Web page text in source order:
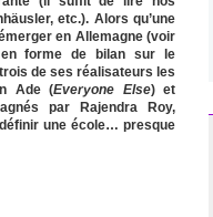
etc.). Alors qu’une
en Allemagne (voir
forme de bilan sur le
de ses réalisateurs les
Ade (Everyone Else) et
par Rajendra Roy,
une école… presque